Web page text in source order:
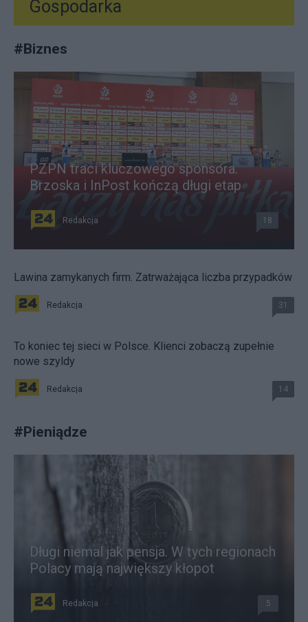
Gospodarka
#Biznes
PZPN traci kluczowego sponsora.
Brzoska i InPost kończą długi etap
Redakcja 18
Lawina zamykanych firm. Zatrważająca liczba przypadków
Redakcja 31
To koniec tej sieci w Polsce. Klienci zobaczą zupełnie
nowe szyldy
Redakcja 14
#Pieniądze
Długi niemal jak pensja. W tych regionach
Polacy mają największy kłopot
Redakcja 5